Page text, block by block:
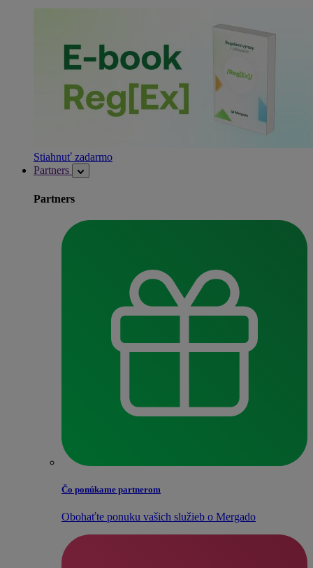
Stiahnuť zadarmo
Partners
Partners
Čo ponúkame partnerom
Obohaťte ponuku vašich služieb o Mergado